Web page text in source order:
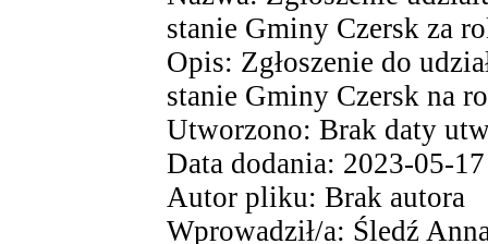
stanie Gminy Czersk za
Opis: Zgłoszenie do
stanie Gminy Czersk na
Utworzono: Brak daty
Data dodania: 2023-05-
Autor pliku: Brak autora
Wprowadził/a: Śledź